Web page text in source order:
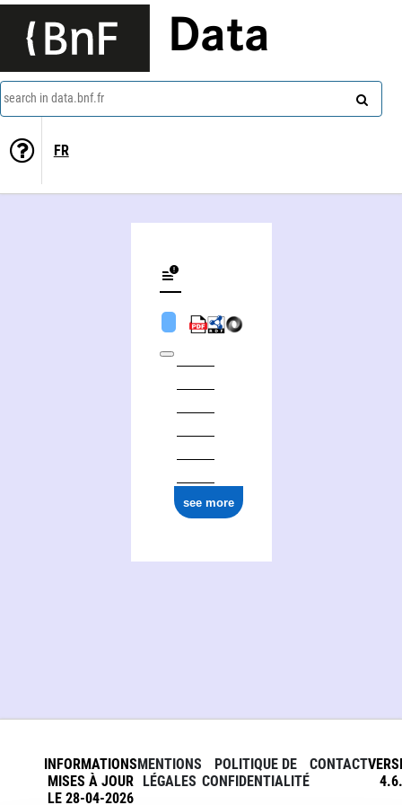
Data
search in data.bnf.fr
FR
see more
INFORMATIONS
MISES À JOUR
LE 28-04-2026
MENTIONS
LÉGALES
POLITIQUE DE
CONFIDENTIALITÉ
CONTACT